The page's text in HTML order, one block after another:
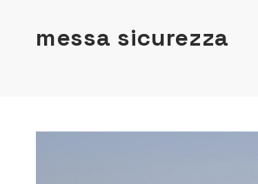
messa sicurezza